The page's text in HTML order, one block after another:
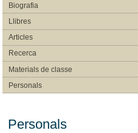
Biografia
Llibres
Articles
Recerca
Materials de classe
Personals
Personals